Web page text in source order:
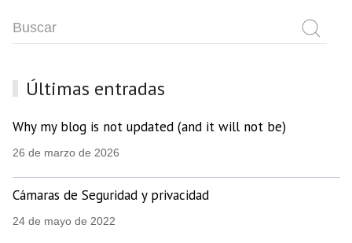
Últimas entradas
Why my blog is not updated (and it will not be)
26 de marzo de 2026
Cámaras de Seguridad y privacidad
24 de mayo de 2022